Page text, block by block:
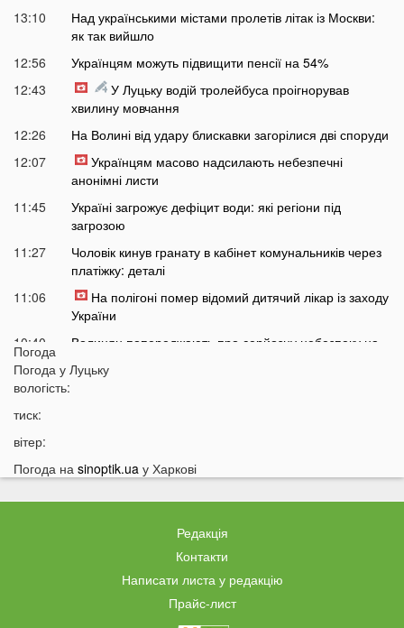
13:10
Над українськими містами пролетів літак із Москви:
як так вийшло
12:56
Українцям можуть підвищити пенсії на 54%
12:43
У Луцьку водій тролейбуса проігнорував
хвилину мовчання
12:26
На Волині від удару блискавки загорілися дві споруди
12:07
Українцям масово надсилають небезпечні
анонімні листи
11:45
Україні загрожує дефіцит води: які регіони під
загрозою
11:27
Чоловік кинув гранату в кабінет комунальників через
платіжку: деталі
11:06
На полігоні помер відомий дитячий лікар із заходу
України
10:40
Волинян попереджають про серйозну небезпеку на
10:15
На Луцьк насувається гроза
Біля Луцька негода наробила біди: волиняни
публікують наслідки у мережі
Астрологи назвали знаки Зодіаку, для яких серпень
Погода
Погода у Луцьку
вологість:
тиск:
вітер:
Погода на sinoptik.ua у Харкові
Редакція
Контакти
Написати листа у редакцію
Прайс-лист